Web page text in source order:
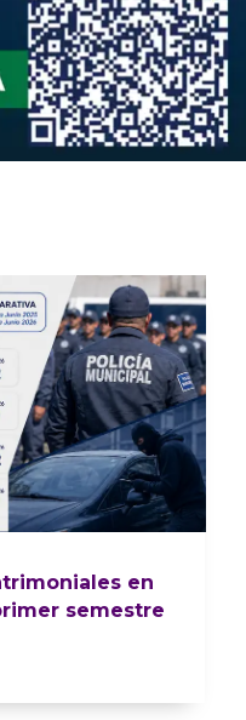
en
semestre